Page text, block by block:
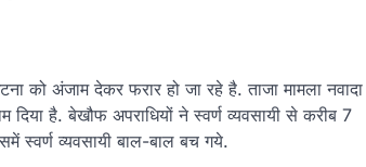
को अंजाम देकर फरार हो जा रहे है. ताजा मामला नवादा
है. बेखौफ अपराधियों ने स्वर्ण व्यवसायी से करीब 7
स्वर्ण व्यवसायी बाल-बाल बच गये.